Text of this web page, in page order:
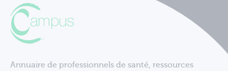
Annuaire de professionnels de santé, ressources